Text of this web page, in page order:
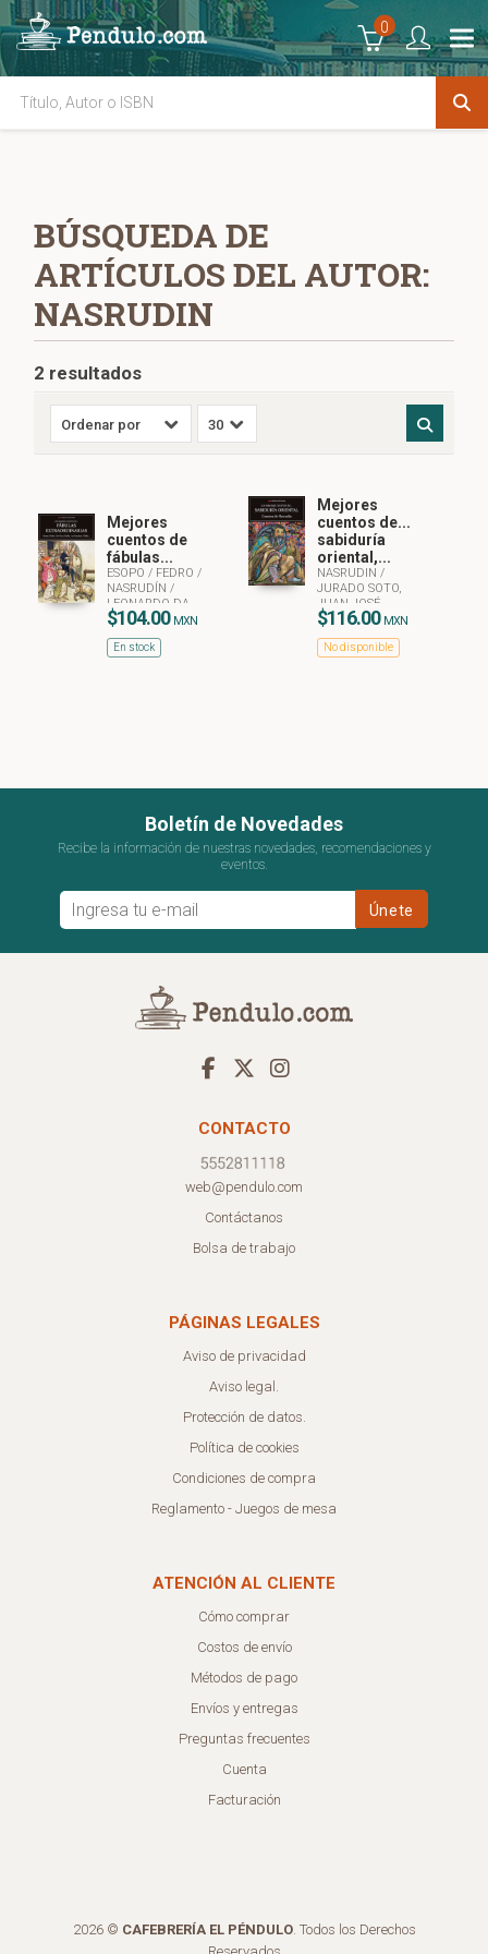
0
BÚSQUEDA DE
ARTÍCULOS DEL AUTOR:
NASRUDIN
2 resultados
Mejores
cuentos de
fábulas...
ESOPO/ FEDRO/
NASRUDÍN/
LEONARDO DA
VINCI/LA
/KAFKA, FRANZ
$104.00 MXN
En stock
Mejores
cuentos de...
sabiduría
oriental,...
NASRUDIN/
JURADO SOTO,
JUAN JOSÉ
$116.00 MXN
No disponible
Boletín de Novedades
Recibe la información de nuestras novedades, recomendaciones y
eventos.
CONTACTO
web@pendulo.com
Contáctanos
Bolsa de trabajo
PÁGINAS LEGALES
Aviso de privacidad
Aviso legal.
Protección de datos.
Política de cookies
Condiciones de compra
Reglamento - Juegos de mesa
ATENCIÓN AL CLIENTE
Cómo comprar
Costos de envío
Métodos de pago
Envíos y entregas
Preguntas frecuentes
Cuenta
Facturación
2026 © CAFEBRERÍA EL PÉNDULO. Todos los Derechos